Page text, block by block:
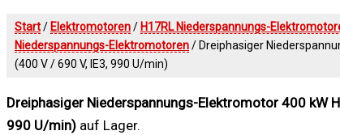
Start/ Elektromotoren/ H17RL Niederspannungs-
Niederspannungs-Elektromotoren/ Dreiphasiger
(400 V / 690 V, IE3, 990 U/min)
Dreiphasiger Niederspannungs-Elektromotor 400 kW
990 U/min) auf Lager.